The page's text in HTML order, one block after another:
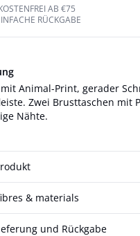
AB €75
RÜCKGABE
mit Animal-Print, gerader
Zwei Brusttaschen mit
Nähte.
& materials
und Rückgabe